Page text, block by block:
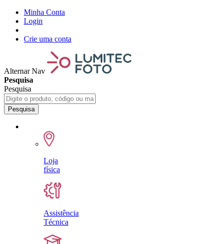
Minha Conta
Login
Crie uma conta
Alternar Nav
Pesquisa
Pesquisa
Pesquisa
Loja
física
Assistência
Técnica